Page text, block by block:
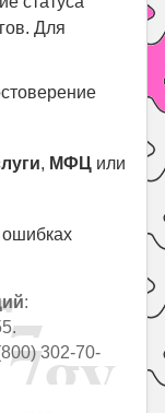
Для
, МФЦ или
ошибках
:
302-70-